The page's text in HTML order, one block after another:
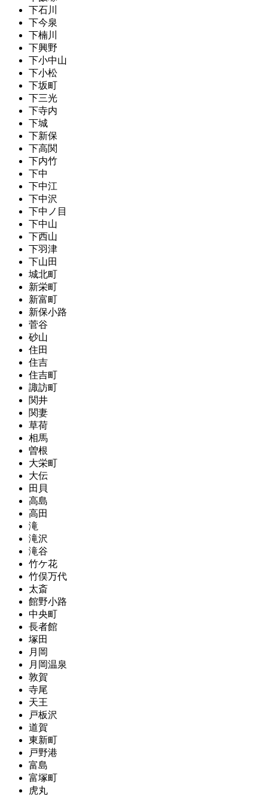
下石川
下今泉
下楠川
下興野
下小中山
下小松
下坂町
下三光
下寺内
下城
下新保
下高関
下内竹
下中
下中江
下中沢
下中ノ目
下中山
下西山
下羽津
下山田
城北町
新栄町
新富町
新保小路
菅谷
砂山
住田
住吉
住吉町
諏訪町
関井
関妻
草荷
相馬
曽根
大栄町
大伝
田貝
高島
高田
滝
滝沢
滝谷
竹ケ花
竹俣万代
太斎
館野小路
中央町
長者館
塚田
月岡
月岡温泉
敦賀
寺尾
天王
戸板沢
道賀
東新町
戸野港
富島
富塚町
虎丸